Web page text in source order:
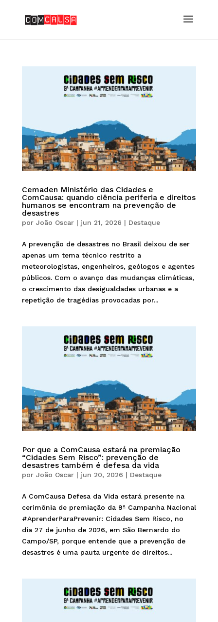
Cemaden Ministério das Cidades e
ComCausa: quando ciência periferia e direitos
humanos se encontram na prevenção de
desastres
por João Oscar| jun 21, 2026 | Destaque
A prevenção de desastres no Brasil deixou de ser
apenas um tema técnico restrito a
meteorologistas, engenheiros, geólogos e agentes
públicos. Com o avanço das mudanças climáticas,
o crescimento das desigualdades urbanas e a
repetição de tragédias provocadas por...
Por que a ComCausa estará na premiação
“Cidades Sem Risco”: prevenção de
desastres também é defesa da vida
por João Oscar| jun 20, 2026 | Destaque
A ComCausa Defesa da Vida estará presente na
cerimônia de premiação da 9ª Campanha Nacional
#AprenderParaPrevenir: Cidades Sem Risco, no
dia 27 de junho de 2026, em São Bernardo do
Campo/SP, porque entende que a prevenção de
desastres é uma pauta urgente de direitos...